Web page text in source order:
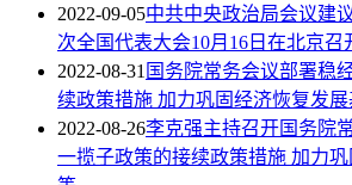
2022-09-05中共中央政治局会议建
次全国代表大会10月16日在北京召
2022-08-31 国务院常务会议部署稳
续政策措施 加力巩固经济恢复发
2022-08-26李克强主持召开国务院
一揽子政策的接续政策措施 加力